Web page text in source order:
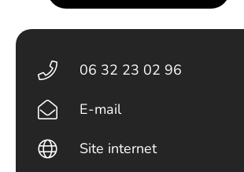
06 32 23 02 96
E-mail
Site internet